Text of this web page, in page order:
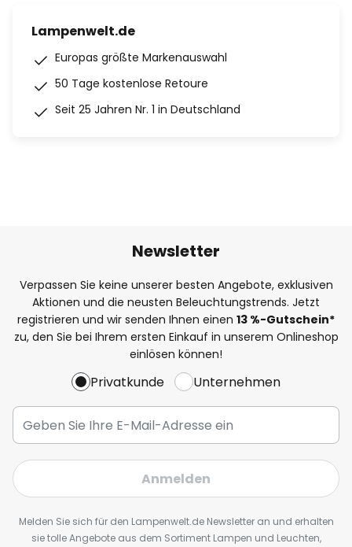
Lampenwelt.de
Europas größte Markenauswahl
50 Tage kostenlose Retoure
Seit 25 Jahren Nr. 1 in Deutschland
Newsletter
Verpassen Sie keine unserer besten Angebote, exklusiven
Aktionen und die neusten Beleuchtungstrends. Jetzt
registrieren und wir senden Ihnen einen 13 %-Gutschein*
zu, den Sie bei Ihrem ersten Einkauf in unserem Onlineshop
einlösen können!
Privatkunde Unternehmen
Anmelden
Melden Sie sich für den Lampenwelt.de Newsletter an und erhalten
sie tolle Angebote aus dem Sortiment Lampen und Leuchten,